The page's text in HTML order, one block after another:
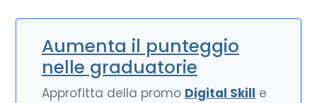
Aumenta il punteggio
nelle graduatorie
Approfitta della promo Digital Skill e